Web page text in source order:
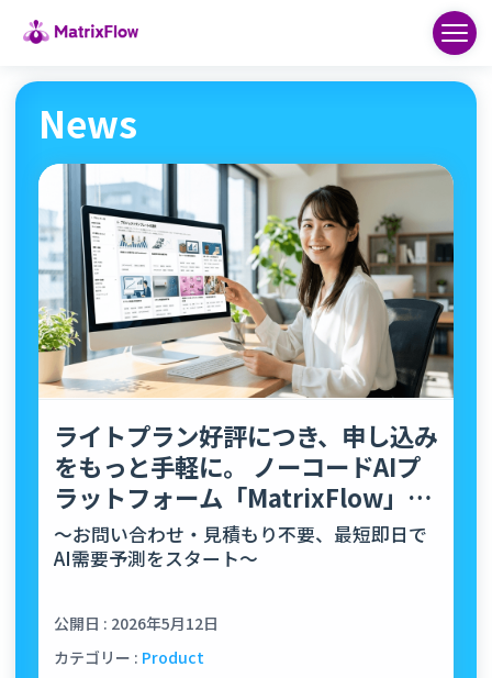
News
ライトプラン好評につき、申し込み
をもっと手軽に。 ノーコードAIプ
ラットフォーム「MatrixFlow」が
クレジットカー…
〜お問い合わせ・見積もり不要、最短即日で
AI需要予測をスタート〜
公開日 : 2026年5月12日
カテゴリー : Product